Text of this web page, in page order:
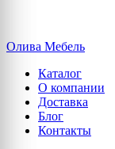
Олива Мебель
Каталог
О компании
Доставка
Блог
Контакты